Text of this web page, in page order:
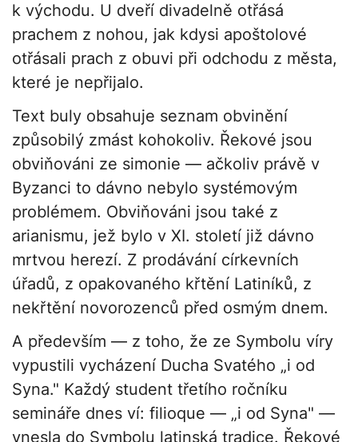
k východu. U dveří divadelně otřásá
prachem z nohou, jak kdysi apoštolové
otřásali prach z obuvi při odchodu z města,
které je nepřijalo.
Text buly obsahuje seznam obvinění
způsobilý zmást kohokoliv. Řekové jsou
obviňováni ze simonie — ačkoliv právě v
Byzanci to dávno nebylo systémovým
problémem. Obviňováni jsou také z
arianismu, jež bylo v XI. století již dávno
mrtvou herezí. Z prodávání církevních
úřadů, z opakovaného křtění Latiníků, z
nekřtění novorozenců před osmým dnem.
A především — z toho, že ze Symbolu víry
vypustili vycházení Ducha Svatého „i od
Syna." Každý student třetího ročníku
semináře dnes ví: filioque — „i od Syna" —
vnesla do Symbolu latinská tradice. Řekové